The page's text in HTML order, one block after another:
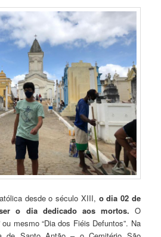
desde o século XIII, o dia 02 de
o dia dedicado aos mortos. O
mesmo “Dia dos Fiéis Defuntos”. Na